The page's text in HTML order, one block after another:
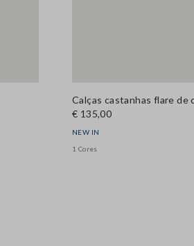
€ 135,00
NEW IN
1 Cores